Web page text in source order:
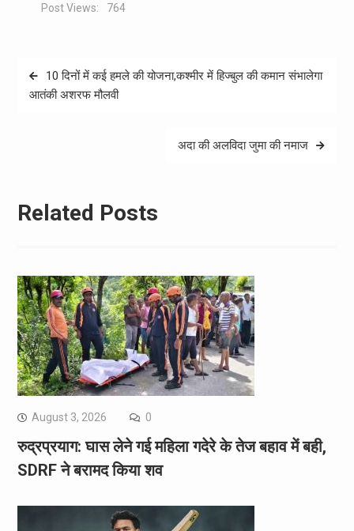
Post Views: 764
Post
navigation
10 दिनों में कई हमले की योजना,कश्मीर में हिज्बुल की कमान संभालेगा
आतंकी अशरफ मौलवी
अदा की अलविदा जुमा की नमाज
Related Posts
August 3, 2026 0
रुद्रप्रयाग: घास लेने गई महिला गदेरे के तेज बहाव में बही,
SDRF ने बरामद किया शव